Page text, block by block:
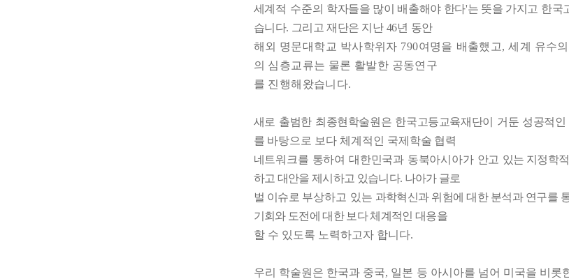
세계적 수준의 학자들을 많이 배출해야 한다'는 뜻을 가지고 한국
습니다. 그리고 재단은 지난 46년 동안
해외 명문대학교 박사학위자 790여명을 배출했고,세계 유수
의 심층교류는 물론 활발한 공동연구
를 진행해왔습니다.
새로 출범한 최종현학술원은 한국고등교육재단이 거둔 성공적인
를 바탕으로 보다 체계적인 국제 학술 협력
네트워크를 통하여 대한민국과 동북아시아가 안고 있는 지정학
하고 대안을 제시하고 있습니다. 나아가 글로
벌 이슈로 부상하고 있는 과학혁신과 위험에 대한 분석과 연구를
기회와 도전에 대한 보다 체계적인 대응을
할 수 있도록 노력하고자 합니다.
우리 학술원은 한국과 중국, 일본 등 아시아를 넘어 미국을 비롯